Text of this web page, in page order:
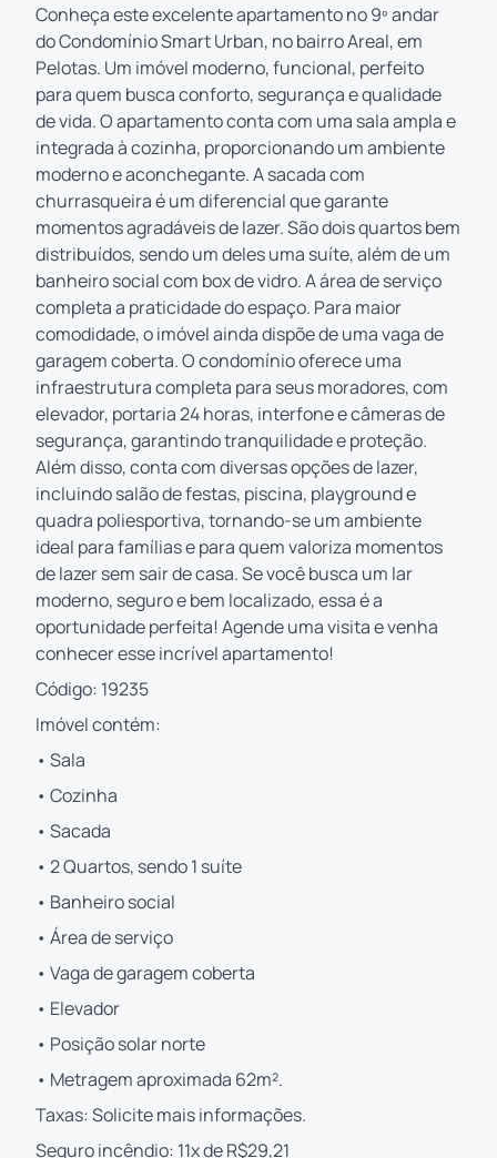
Conheça este excelente apartamento no 9º andar
do Condomínio Smart Urban, no bairro Areal, em
Pelotas. Um imóvel moderno, funcional, perfeito
para quem busca conforto, segurança e qualidade
de vida. O apartamento conta com uma sala ampla e
integrada à cozinha, proporcionando um ambiente
moderno e aconchegante. A sacada com
churrasqueira é um diferencial que garante
momentos agradáveis de lazer. São dois quartos bem
distribuídos, sendo um deles uma suíte, além de um
banheiro social com box de vidro. A área de serviço
completa a praticidade do espaço. Para maior
comodidade, o imóvel ainda dispõe de uma vaga de
garagem coberta. O condomínio oferece uma
infraestrutura completa para seus moradores, com
elevador, portaria 24 horas, interfone e câmeras de
segurança, garantindo tranquilidade e proteção.
Além disso, conta com diversas opções de lazer,
incluindo salão de festas, piscina, playground e
quadra poliesportiva, tornando-se um ambiente
ideal para famílias e para quem valoriza momentos
de lazer sem sair de casa. Se você busca um lar
moderno, seguro e bem localizado, essa é a
oportunidade perfeita! Agende uma visita e venha
conhecer esse incrível apartamento!
Código: 19235
Imóvel contém:
• Sala
• Cozinha
• Sacada
• 2 Quartos, sendo 1 suíte
• Banheiro social
• Área de serviço
• Vaga de garagem coberta
• Elevador
• Posição solar norte
• Metragem aproximada 62m².
Taxas: Solicite mais informações.
Seguro incêndio: 11x de R$29,21